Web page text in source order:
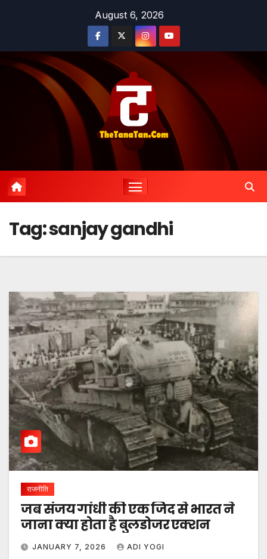
August 6, 2026
Tag:sanjay gandhi
राजनीति
जब संजय गांधी की एक जिद से भारत ने
जाना क्या होता है बुलडोजर एक्शन
JANUARY 7, 2026 ADI YOGI